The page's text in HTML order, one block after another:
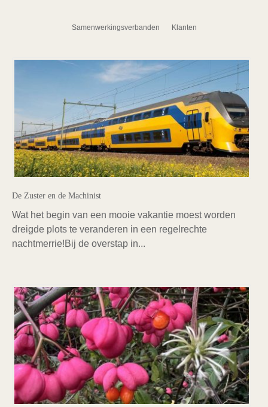
Samenwerkingsverbanden Klanten
De Zuster en de Machinist
Wat het begin van een mooie vakantie moest worden
dreigde plots te veranderen in een regelrechte
nachtmerrie!Bij de overstap in...